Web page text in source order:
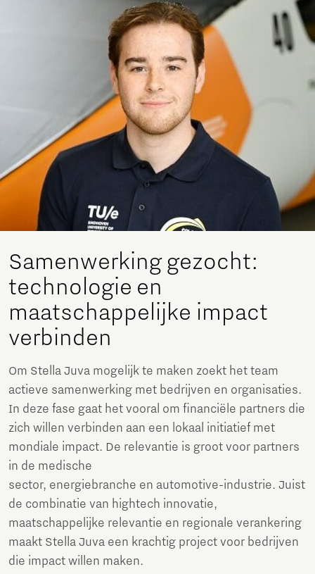
Samenwerking gezocht:
technologie en
maatschappelijke impact
verbinden
Om Stella Juva mogelijk te maken zoekt het team
actieve samenwerking met bedrijven en organisaties.
In deze fase gaat het vooral om financiële partners die
zich willen verbinden aan een lokaal initiatief met
mondiale impact. De relevantie is groot voor partners
in de medische
sector, energiebranche en automotive-industrie. Juist
de combinatie van hightech innovatie,
maatschappelijke relevantie en regionale verankering
maakt Stella Juva een krachtig project voor bedrijven
die impact willen maken.